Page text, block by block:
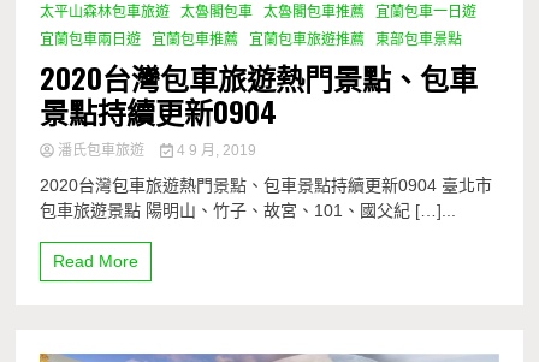
太平山森林包車旅遊
太魯閣包車 太魯閣包車推薦
宜蘭包車一日遊
宜蘭包車兩日遊
宜蘭包車推薦 宜蘭包車旅遊推薦 東部包車景點
2020台灣包車旅遊熱門景點、包車
景點持續更新0904
潘氏包車旅遊 4 9 月, 2019
2020台灣包車旅遊熱門景點、包車景點持續更新0904 臺北市
包車旅遊景點 陽明山、竹子、故宮、101、國父紀 […]...
Read More